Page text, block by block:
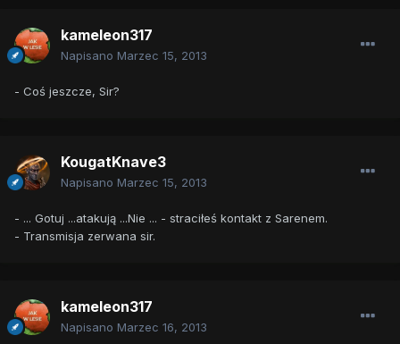
kameleon317
Napisano Marzec 15, 2013
- Coś jeszcze, Sir?
KougatKnave3
Napisano Marzec 15, 2013
- ... Gotuj ...atakują ...Nie ... - straciłeś kontakt z Sarenem.
- Transmisja zerwana sir.
kameleon317
Napisano Marzec 16, 2013